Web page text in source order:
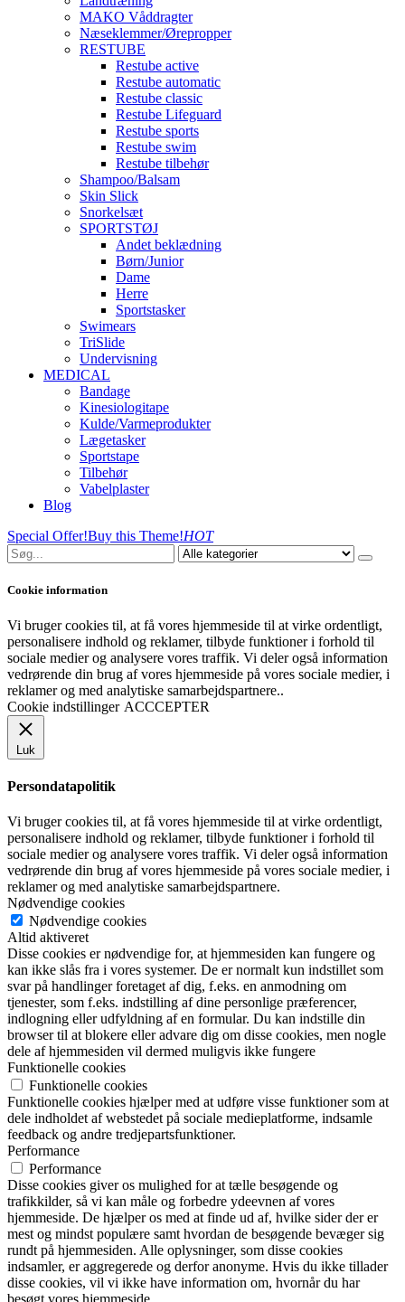
MAKO Våddragter
Næseklemmer/Ørepropper
RESTUBE
Restube active
Restube automatic
Restube classic
Restube Lifeguard
Restube sports
Restube swim
Restube tilbehør
Shampoo/Balsam
Skin Slick
Snorkelsæt
SPORTSTØJ
Andet beklædning
Børn/Junior
Dame
Herre
Sportstasker
Swimears
TriSlide
Undervisning
MEDICAL
Bandage
Kinesiologitape
Kulde/Varmeprodukter
Lægetasker
Sportstape
Tilbehør
Vabelplaster
Blog
Special Offer!Buy this Theme!HOT
Cookie information
Vi bruger cookies til, at få vores hjemmeside til at virke ordentligt,
personalisere indhold og reklamer, tilbyde funktioner i forhold til
sociale medier og analysere vores traffik. Vi deler også information
vedrørende din brug af vores hjemmeside på vores sociale medier, i
reklamer og med analytiske samarbejdspartnere..
Cookie indstillinger ACCCEPTER
Luk
Persondatapolitik
Vi bruger cookies til, at få vores hjemmeside til at virke ordentligt,
personalisere indhold og reklamer, tilbyde funktioner i forhold til
sociale medier og analysere vores traffik. Vi deler også information
vedrørende din brug af vores hjemmeside på vores sociale medier, i
reklamer og med analytiske samarbejdspartnere.
Nødvendige cookies
Nødvendige cookies
Altid aktiveret
Disse cookies er nødvendige for, at hjemmesiden kan fungere og
kan ikke slås fra i vores systemer. De er normalt kun indstillet som
svar på handlinger foretaget af dig, f.eks. en anmodning om
tjenester, som f.eks. indstilling af dine personlige præferencer,
indlogning eller udfyldning af en formular. Du kan indstille din
browser til at blokere eller advare dig om disse cookies, men nogle
dele af hjemmesiden vil dermed muligvis ikke fungere
Funktionelle cookies
Funktionelle cookies
Funktionelle cookies hjælper med at udføre visse funktioner som at
dele indholdet af webstedet på sociale medieplatforme, indsamle
feedback og andre tredjepartsfunktioner.
Performance
Performance
Disse cookies giver os mulighed for at tælle besøgende og
trafikkilder, så vi kan måle og forbedre ydeevnen af vores
hjemmeside. De hjælper os med at finde ud af, hvilke sider der er
mest og mindst populære samt hvordan de besøgende bevæger sig
rundt på hjemmesiden. Alle oplysninger, som disse cookies
indsamler, er aggregerede og derfor anonyme. Hvis du ikke tillader
disse cookies, vil vi ikke have information om, hvornår du har